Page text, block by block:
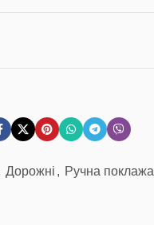
Дорожні , Ручна поклажа